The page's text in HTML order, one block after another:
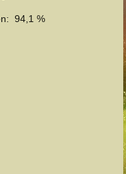
94,1 %